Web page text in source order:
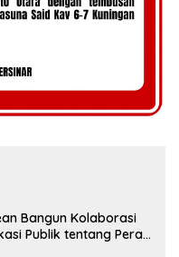
Bangun Kolaborasi
Publik tentang Peran